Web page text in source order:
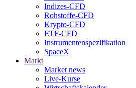
Indizes-CFD
Rohstoffe-CFD
Krypto-CFD
ETF-CFD
Instrumentenspezifikation
SpaceX
Markt
Market news
Live-Kurse